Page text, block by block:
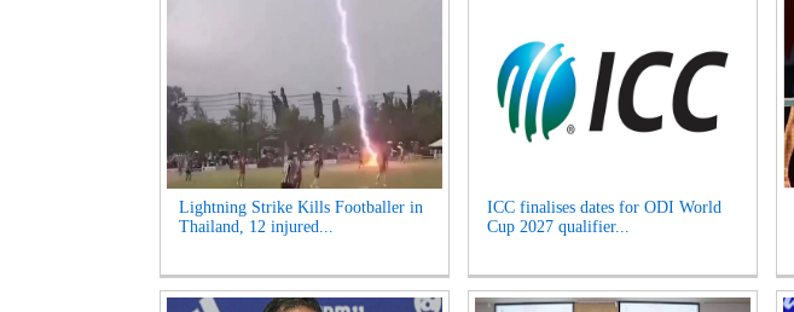
Lightning Strike Kills Footballer in
Thailand, 12 injured...
ICC finalises dates for ODI World
Cup 2027 qualifier...